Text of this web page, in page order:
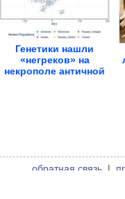
Генетики нашли
«негреков» на
некрополе античной
обратная связь |